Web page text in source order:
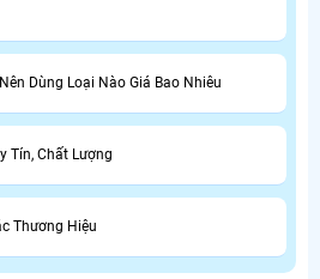
Dùng Loại Nào Giá Bao Nhiêu
Tín, Chất Lượng
Thương Hiệu